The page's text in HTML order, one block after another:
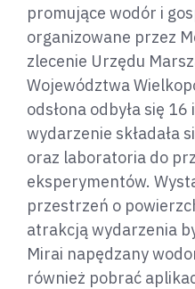
promujące wodór i
organizowane przez
zlecenie Urzędu
Województwa
odsłona odbyła się
wydarzenie składała
oraz laboratoria do
eksperymentów.
przestrzeń o
atrakcją wydarzenia
Mirai napędzany
również pobrać